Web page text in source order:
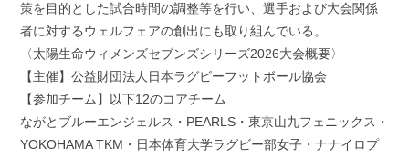
策を目的とした試合時間の調整等を行い、選手および大会関係
者に対するウェルフェアの創出にも取り組んでいる。
〈太陽生命ウィメンズセブンズシリーズ2026大会概要〉
【主催】公益財団法人日本ラグビーフットボール協会
【参加チーム】以下12のコアチーム
ながとブルーエンジェルス・PEARLS・東京山九フェニックス・
YOKOHAMA TKM・日本体育大学ラグビー部女子・ナナイロプ